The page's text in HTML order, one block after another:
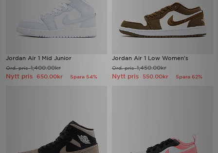
Jordan Air 1 Mid Junior
Ord. pris1,400.00kr
Nytt pris 650.00kr Spara 54%
Jordan Air 1 Low Women's
Ord. pris1,450.00kr
Nytt pris 550.00kr Spara 62%